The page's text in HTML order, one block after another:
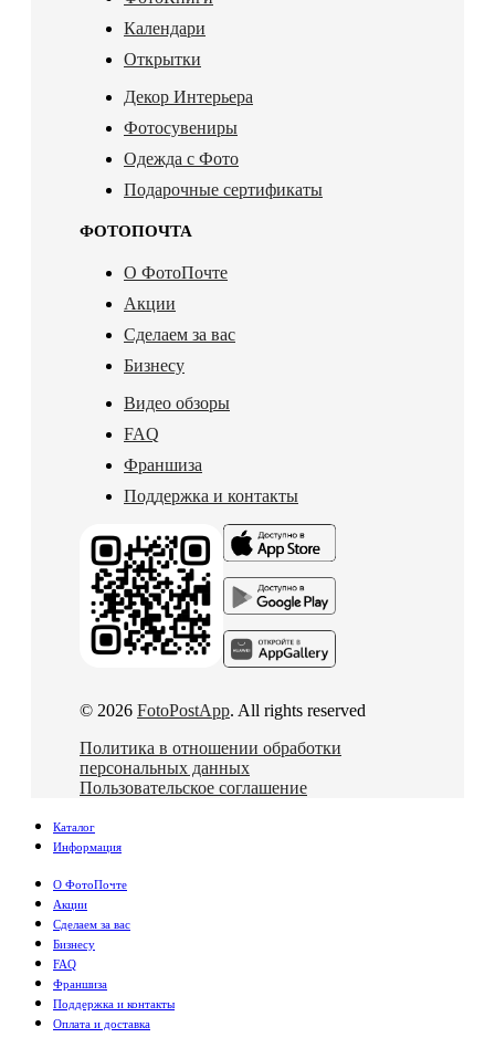
Календари
Открытки
Декор Интерьера
Фотосувениры
Одежда с Фото
Подарочные сертификаты
ФОТОПОЧТА
О ФотоПочте
Акции
Сделаем за вас
Бизнесу
Видео обзоры
FAQ
Франшиза
Поддержка и контакты
© 2026 FotoPostApp. All rights reserved
Политика в отношении обработки
персональных данных
Пользовательское соглашение
Каталог
Информация
О ФотоПочте
Акции
Сделаем за вас
Бизнесу
FAQ
Франшиза
Поддержка и контакты
Оплата и доставка